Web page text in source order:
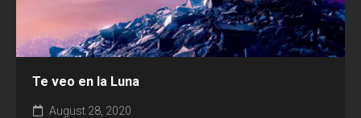
Te veo en la Luna
August 28, 2020